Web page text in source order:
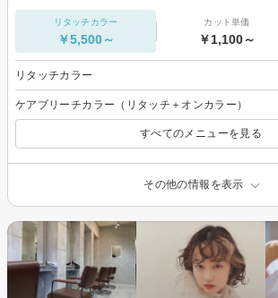
リタッチカラー
￥5,500～
カット単価
￥1,100～
リタッチカラー
ケアブリーチカラー（リタッチ＋オンカラー）
すべてのメニューを見る
その他の情報を表示